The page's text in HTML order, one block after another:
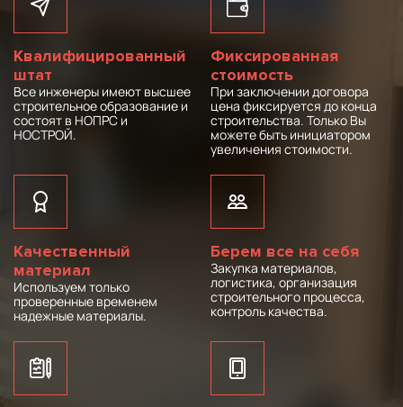
Квалифицированный
штат
Все инженеры имеют высшее
строительное образование и
состоят в НОПРС и
НОСТРОЙ.
Фиксированная
стоимость
При заключении договора
цена фиксируется до конца
строительства. Только Вы
можете быть инициатором
увеличения стоимости.
Качественный
материал
Используем только
проверенные временем
надежные материалы.
Берем все на себя
Закупка материалов,
логистика, организация
строительного процесса,
контроль качества.